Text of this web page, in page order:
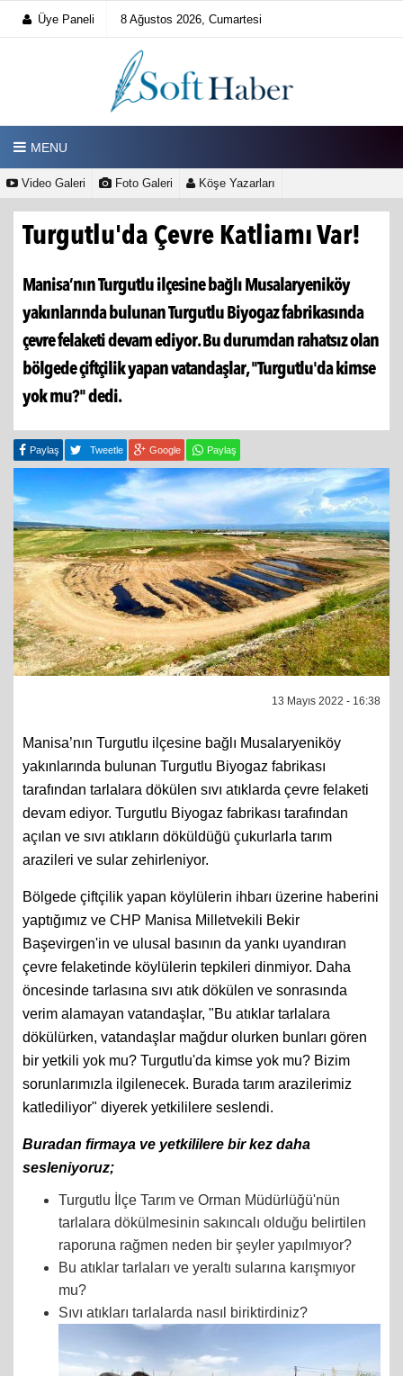
Üye Paneli 8 Ağustos 2026, Cumartesi
MENU
Video Galeri Foto Galeri Köşe Yazarları
Turgutlu'da Çevre Katliamı Var!
Manisa’nın Turgutlu ilçesine bağlı Musalaryeniköy
yakınlarında bulunan Turgutlu Biyogaz fabrikasında
çevre felaketi devam ediyor. Bu durumdan rahatsız olan
bölgede çiftçilik yapan vatandaşlar, "Turgutlu'da kimse
yok mu?" dedi.
Paylaş Tweetle Google Paylaş
13 Mayıs 2022 - 16:38
Manisa’nın Turgutlu ilçesine bağlı Musalaryeniköy
yakınlarında bulunan Turgutlu Biyogaz fabrikası
tarafından tarlalara dökülen sıvı atıklarda çevre felaketi
devam ediyor. Turgutlu Biyogaz fabrikası tarafından
açılan ve sıvı atıkların döküldüğü çukurlarla tarım
arazileri ve sular zehirleniyor.
Bölgede çiftçilik yapan köylülerin ihbarı üzerine haberini
yaptığımız ve CHP Manisa Milletvekili Bekir
Başevirgen'in ve ulusal basının da yankı uyandıran
çevre felaketinde köylülerin tepkileri dinmiyor. Daha
öncesinde tarlasına sıvı atık dökülen ve sonrasında
verim alamayan vatandaşlar, "Bu atıklar tarlalara
dökülürken, vatandaşlar mağdur olurken bunları gören
bir yetkili yok mu? Turgutlu'da kimse yok mu? Bizim
sorunlarımızla ilgilenecek. Burada tarım arazilerimiz
katlediliyor" diyerek yetkililere seslendi.
Buradan firmaya ve yetkililere bir kez daha
sesleniyoruz;
Turgutlu İlçe Tarım ve Orman Müdürlüğü'nün
tarlalara dökülmesinin sakıncalı olduğu belirtilen
raporuna rağmen neden bir şeyler yapılmıyor?
Bu atıklar tarlaları ve yeraltı sularına karışmıyor
mu?
Sıvı atıkları tarlalarda nasıl biriktirdiniz?